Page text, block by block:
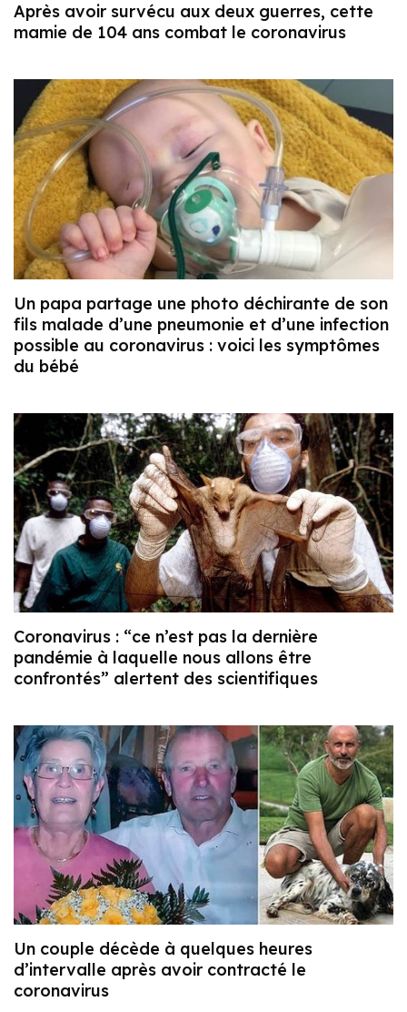
Après avoir survécu aux deux guerres, cette
mamie de 104 ans combat le coronavirus
Un papa partage une photo déchirante de son
fils malade d’une pneumonie et d’une infection
possible au coronavirus : voici les symptômes
du bébé
Coronavirus : “ce n’est pas la dernière
pandémie à laquelle nous allons être
confrontés” alertent des scientifiques
Un couple décède à quelques heures
d’intervalle après avoir contracté le
coronavirus